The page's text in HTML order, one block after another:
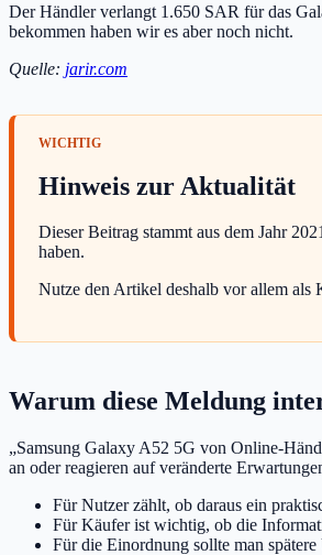
Der Händler verlangt 1.650 SAR für das
bekommen haben wir es aber noch nicht.
Quelle: jarir.com
Hinweis zur Aktualität
Dieser Beitrag stammt aus dem Jahr
haben.
Nutze den Artikel deshalb vor allem als
Warum diese Meldung
„Samsung Galaxy A52 5G von Online-
an oder reagieren auf veränderte
Für Nutzer zählt, ob daraus ein
Für Käufer ist wichtig, ob die
Für die Einordnung sollte man